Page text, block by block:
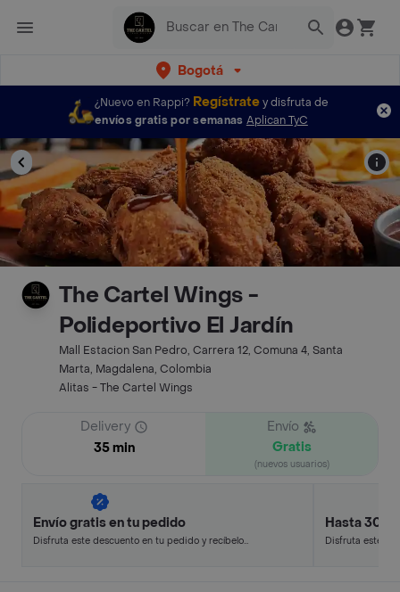
Bogotá
¿Nuevo en Rappi? Regístratey disfruta de
envíos gratis por semanas Aplican TyC
The Cartel Wings -
Polideportivo El Jardín
Mall Estacion San Pedro, Carrera 12, Comuna 4, Santa
Marta, Magdalena, Colombia
Alitas - The Cartel Wings
Delivery
35 min
Envío
Gratis
(nuevos usuarios)
Envío gratis en tu pedido
Disfruta este descuento en tu pedido y recíbelo
Hasta 30%
Disfruta este